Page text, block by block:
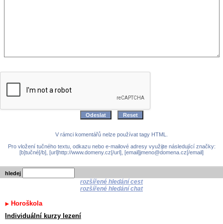
V rámci komentářů nelze používat tagy HTML.
Pro vložení tučného textu, odkazu nebo e-mailové adresy využijte následující značky:
[b]tučné[/b], [url]http://www.domeny.cz[/url], [email]jmeno@domena.cz[/email]
hledej
rozšířené hledání cest
rozšířené hledání chat
Horoškola
Individuální kurzy lezení